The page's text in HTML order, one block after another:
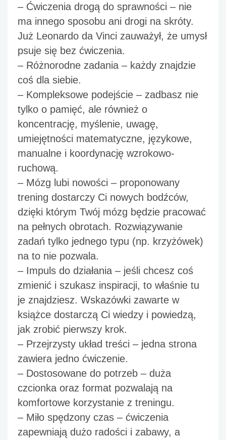
– Ćwiczenia drogą do sprawności – nie
ma innego sposobu ani drogi na skróty.
Już Leonardo da Vinci zauważył, że umysł
psuje się bez ćwiczenia.
– Różnorodne zadania – każdy znajdzie
coś dla siebie.
– Kompleksowe podejście – zadbasz nie
tylko o pamięć, ale również o
koncentrację, myślenie, uwagę,
umiejętności matematyczne, językowe,
manualne i koordynację wzrokowo-
ruchową.
– Mózg lubi nowości – proponowany
trening dostarczy Ci nowych bodźców,
dzięki którym Twój mózg będzie pracować
na pełnych obrotach. Rozwiązywanie
zadań tylko jednego typu (np. krzyżówek)
na to nie pozwala.
– Impuls do działania – jeśli chcesz coś
zmienić i szukasz inspiracji, to właśnie tu
je znajdziesz. Wskazówki zawarte w
książce dostarczą Ci wiedzy i powiedzą,
jak zrobić pierwszy krok.
– Przejrzysty układ treści – jedna strona
zawiera jedno ćwiczenie.
– Dostosowane do potrzeb – duża
czcionka oraz format pozwalają na
komfortowe korzystanie z treningu.
– Miło spędzony czas – ćwiczenia
zapewniają dużo radości i zabawy, a